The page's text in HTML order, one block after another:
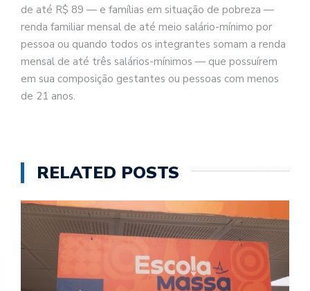
de até R$ 89 — e famílias em situação de pobreza —
renda familiar mensal de até meio salário-mínimo por
pessoa ou quando todos os integrantes somam a renda
mensal de até três salários-mínimos — que possuírem
em sua composição gestantes ou pessoas com menos
de 21 anos.
RELATED POSTS